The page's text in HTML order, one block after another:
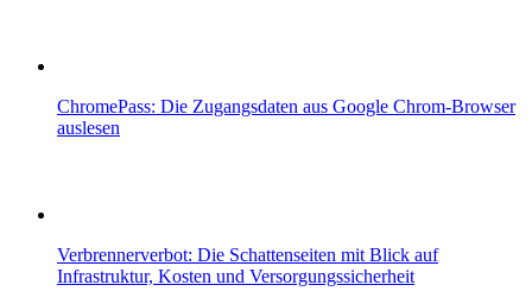
ChromePass: Die Zugangsdaten aus Google Chrom-Browser
auslesen
Verbrennerverbot: Die Schattenseiten mit Blick auf
Infrastruktur, Kosten und Versorgungssicherheit